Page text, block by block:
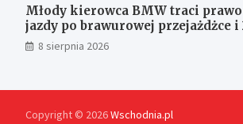
Młody kierowca BMW traci prawo
jazdy po brawurowej przejażdżce i
punktach karnych
8 sierpnia 2026
Copyright © 2026Wschodnia.pl